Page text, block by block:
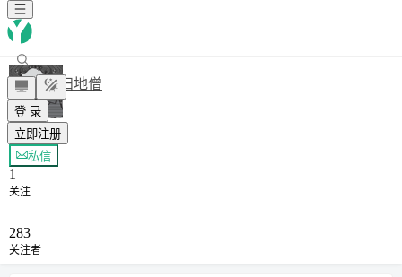
登 录
立即注册
扫地僧
+ 关注
私信
1
关注
283
关注者